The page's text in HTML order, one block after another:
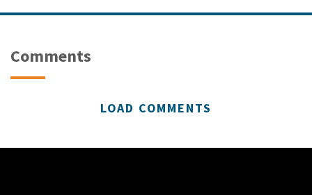
Comments
LOAD COMMENTS